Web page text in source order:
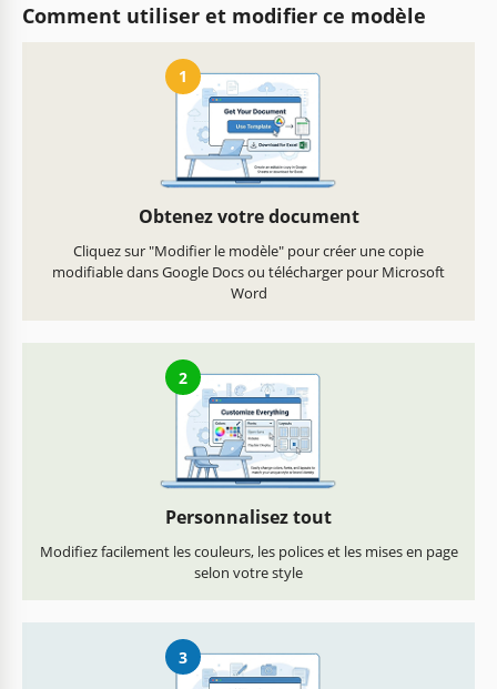
Comment utiliser et modifier ce modèle
1
Obtenez votre document
Cliquez sur "Modifier le modèle" pour créer une copie
modifiable dans Google Docs ou télécharger pour Microsoft
Word
2
Personnalisez tout
Modifiez facilement les couleurs, les polices et les mises en page
selon votre style
3